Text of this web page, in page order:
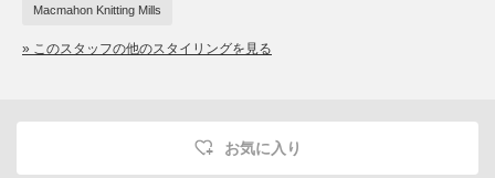
Macmahon Knitting Mills
» このスタッフの他のスタイリングを見る
お気に入り